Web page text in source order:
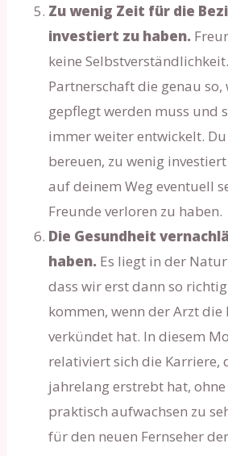
Zu wenig Zeit für die
investiert zu haben.
keine
Partnerschaft die genau so,
gepflegt werden muss und
immer weiter entwickelt.
bereuen, zu wenig
auf deinem Weg eventuell
Freunde verloren zu haben.
Die Gesundheit
haben. Es liegt in der
dass wir erst dann so
kommen, wenn der Arzt die
verkündet hat. In diesem
relativiert sich die Karriere,
jahrelang erstrebt hat,
praktisch aufwachsen zu
für den neuen Fernseher